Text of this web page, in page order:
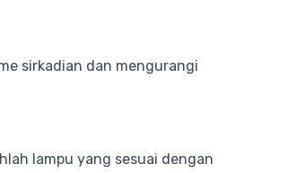
sirkadian dan mengurangi
lampu yang sesuai dengan